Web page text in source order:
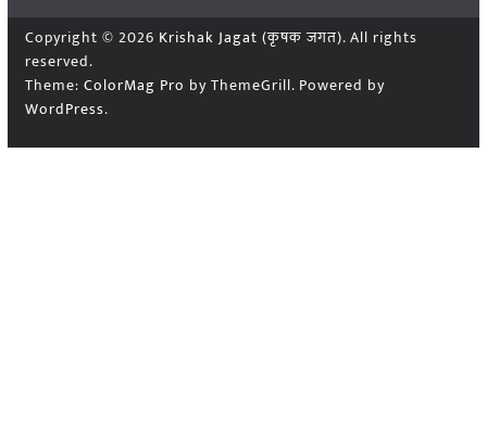
Copyright © 2026 Krishak Jagat (कृषक जगत). All rights
reserved.
Theme: ColorMag Pro by ThemeGrill. Powered by
WordPress.